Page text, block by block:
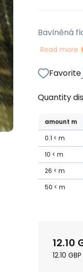
Bavlněná
Read more
Favorite
Quantity
amount m
0.1
m
10
m
26
m
50
m
12.10
12.10 GBP